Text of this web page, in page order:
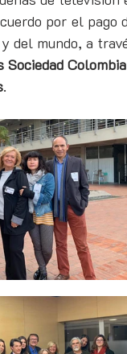
por el
del mundo, a
.